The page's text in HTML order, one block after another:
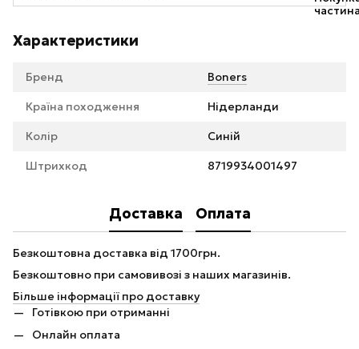
Характеристики
Бренд Boners
Країна походження Нідерланди
Колір Синій
Штрихкод 8719934001497
Доставка Оплата
Безкоштовна доставка від 1700грн.
Безкоштовно при самовивозі з наших магазинів.
Більше інформації про доставку
Готівкою при отриманні
Онлайн оплата